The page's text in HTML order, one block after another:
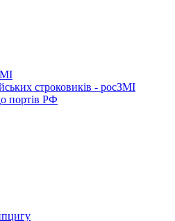
строковиків - росЗМІ
портів РФ